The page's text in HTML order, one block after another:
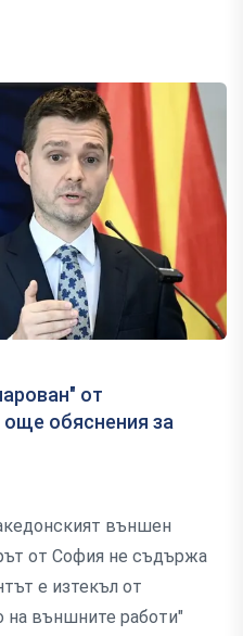
от
обяснения за
външен
от София не съдържа
е изтекъл от
на външните работи"